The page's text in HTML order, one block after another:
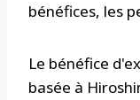
bénéfices, les
Le bénéfice
basée à